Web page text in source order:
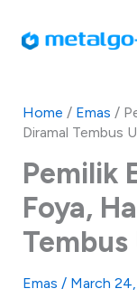
Home / Emas /
Diramal Tembus
Pemilik
Foya,
Tembus
Emas / March